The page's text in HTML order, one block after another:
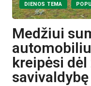
DIENOS TEMA
Medžiui
kreipėsi
savivaldybę